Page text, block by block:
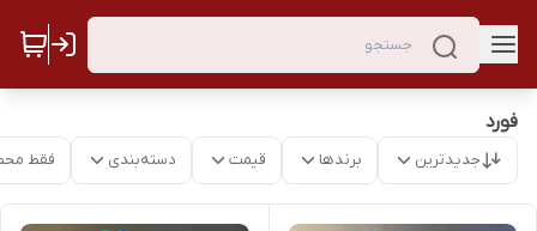
فورد
جدیدترین برندها قیمت دسته‌بندی فقط